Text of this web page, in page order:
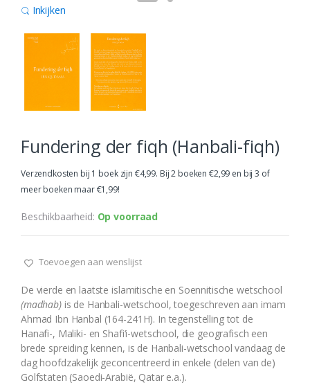
Inkijken
Fundering der fiqh (Hanbali-fiqh)
Verzendkosten bij 1 boek zijn €4,99. Bij 2 boeken €2,99 en bij 3 of
meer boeken maar €1,99!
Beschikbaarheid: Op voorraad
Toevoegen aan wenslijst
De vierde en laatste islamitische en Soennitische wetschool
(madhab)is de Hanbali-wetschool, toegeschreven aan imam
Ahmad Ibn Hanbal (164-241H). In tegenstelling tot de
Hanafi-, Maliki- en Shafi‘i-wetschool, die geografisch een
brede spreiding kennen, is de Hanbali-wetschool vandaag de
dag hoofdzakelijk geconcentreerd in enkele (delen van de)
Golfstaten (Saoedi-Arabië, Qatar e.a.).